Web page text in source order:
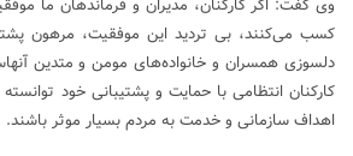
وی گفت: اگر کارکنان، مدیران و فرماندهان ما
کسب می‌کنند، بی تردید این موفقیت، مرهون
دلسوزی همسران و خانواده‌های مومن و متدین
کارکنان انتظامی با حمایت و پشتیبانی خود
اهداف سازمانی و خدمت به مردم بسیار موثر باشند.